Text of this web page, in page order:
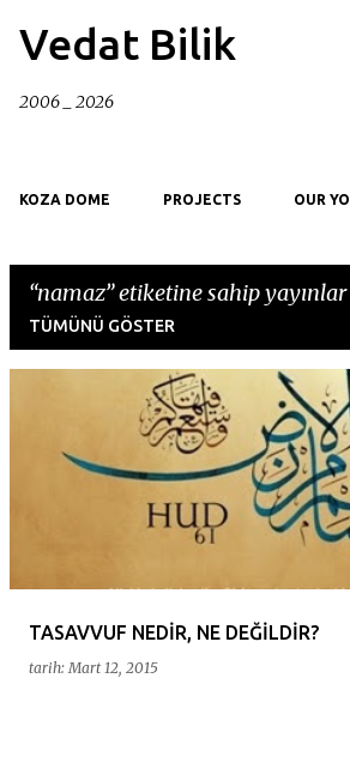
Ana içeriğe atla
Vedat Bilik
2006 _ 2026
KOZA DOME PROJECTS OUR
namaz etiketine sahip
TÜMÜNÜ GÖSTER
l
TASAVVUF NEDİR, NE DEĞİLDİR?
tarih:Mart 12, 2015